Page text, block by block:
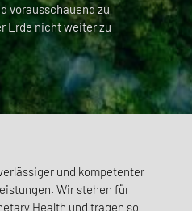
vorausschauend zu
Erde nicht weiter zu
und kompetenter
Wir stehen für
Health und tragen so